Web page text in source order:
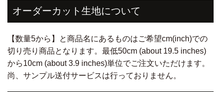
オーダーカット生地について
【数量5から】と商品名にあるものはご希望cm(inch)での
切り売り商品となります。最低50cm (about 19.5 inches)
から10cm (about 3.9 inches)単位でご注文いただけます。
尚、サンプル送付サービスは行っておりません。